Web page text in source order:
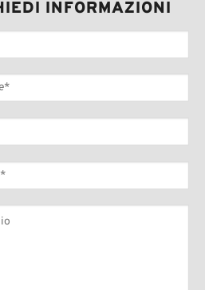
INFORMAZIONI